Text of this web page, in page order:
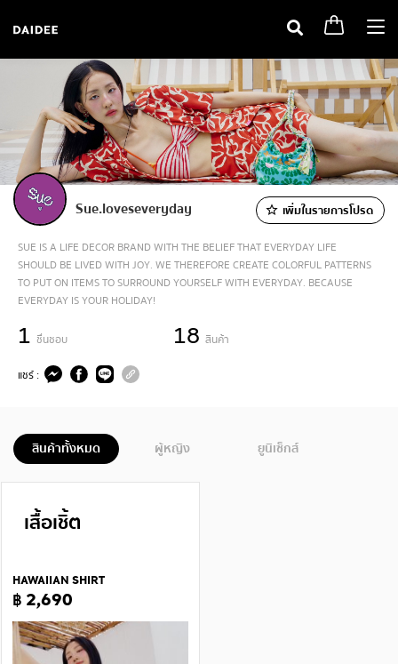
Sue.loveseveryday
SUE IS A LIFE DECOR BRAND WITH THE BELIEF THAT EVERYDAY LIFE
SHOULD BE LIVED WITH JOY. WE THEREFORE CREATE COLORFUL PATTERNS
TO PUT ON ITEMS TO SURROUND YOURSELF WITH EVERYDAY. BECAUSE
EVERYDAY IS YOUR HOLIDAY!
เพิ่มในรายการโปรด
1 ชื่นชอบ 18 สินค้า
แชร์ :
สินค้าทั้งหมด ผู้หญิง ยูนิเซ็กส์
เสื้อเชิ้ต
HAWAIIAN SHIRT
฿ 2,690